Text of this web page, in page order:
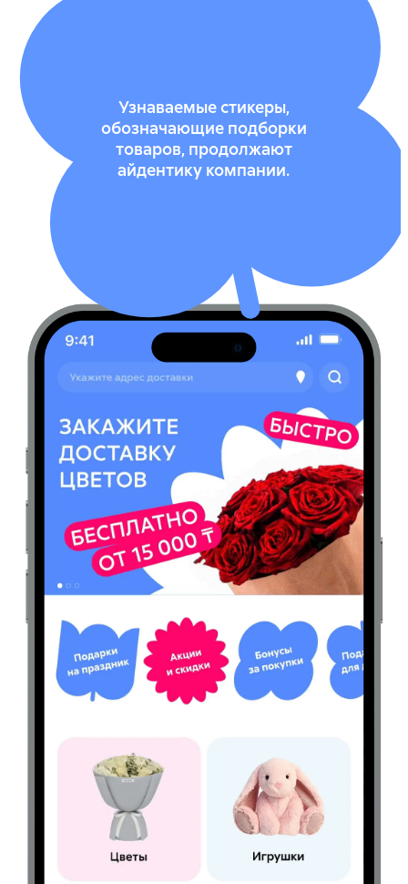
Узнаваемые стикеры,
обозначающие подборки
товаров, продолжают
айдентику компании.